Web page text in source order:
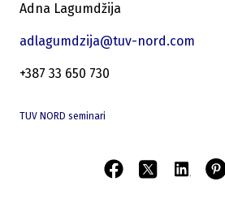
Adna Lagumdžija
adlagumdzija@tuv-nord.com
+387 33 650 730
TUV NORD seminari